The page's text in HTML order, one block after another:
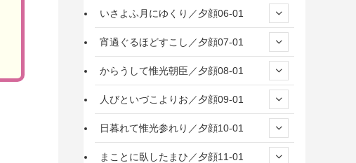
いさよふ月にゆくり／夕顔06-01
宵過ぐるほどすこし／夕顔07-01
からうして惟光朝臣／夕顔08-01
人びといづこよりお／夕顔09-01
日暮れて惟光参れり／夕顔10-01
まことに臥したまひ／夕顔11-01